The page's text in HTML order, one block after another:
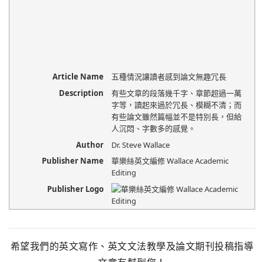
Article Name
五種情況讓讀者感到論文無趣冗長
Description
有些文章的段落幾千字、章節超過一萬
字等，讀起來過於冗長、模糊不清；而
有些論文雖然篇幅並不是特別長，但給
人沉悶、字數多的感覺。
Author
Dr. Steve Wallace
Publisher Name
華樂絲英文編修 Wallace Academic
Editing
Publisher Logo
希望我們的英文寫作、英文文法教學及論文期刊投稿指導